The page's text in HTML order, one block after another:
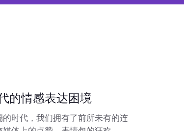
的情感表达困境
时代，我们拥有了前所未有的连